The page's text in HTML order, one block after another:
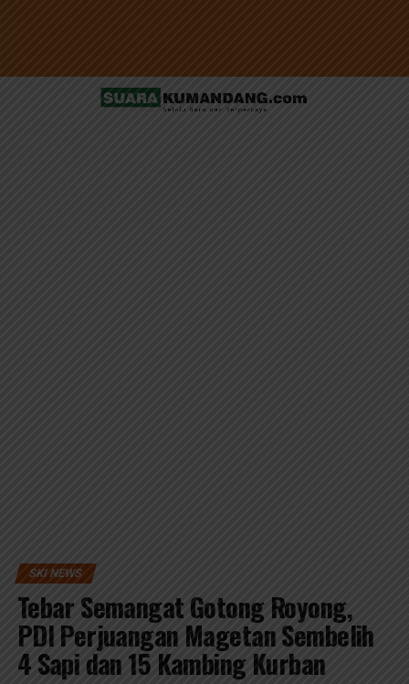
SKI NEWS
Tebar Semangat Gotong Royong,
PDI Perjuangan Magetan Sembelih
4 Sapi dan 15 Kambing Kurban